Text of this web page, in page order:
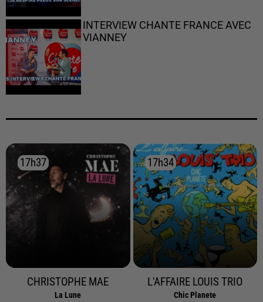
INTERVIEW CHANTE FRANCE AVEC
VIANNEY
17h37
17h37
CHRISTOPHE MAE
La Lune
17h34
17h34
L'AFFAIRE LOUIS TRIO
Chic Planete